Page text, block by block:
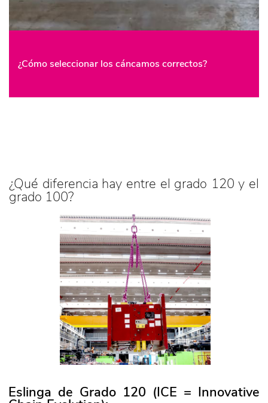
¿Cómo seleccionar los cáncamos correctos?
¿Qué diferencia hay entre el grado 120 y el
grado 100?
Eslinga de Grado 120 (ICE = Innovative